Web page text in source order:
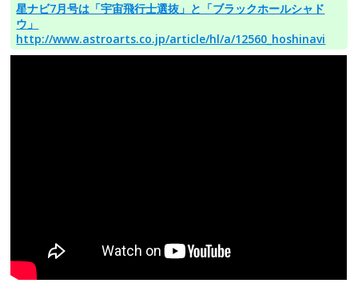
星ナビ7月号は「宇宙飛行士選抜」と「ブラックホールシャド
ウ」
http://www.astroarts.co.jp/article/hl/a/12560_hoshinavi